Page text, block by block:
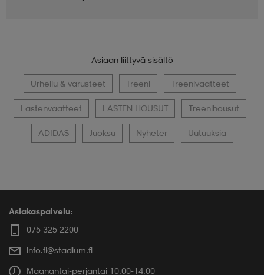
Asiaan liittyvä sisältö
Urheilu & varusteet Treeni Treenivaatteet
Lastenvaatteet LASTEN HOUSUT Treenihousut
ADIDAS Juoksu Nyheter Uutuuksia
Asiakaspalvelu:
075 325 2200
info.fi@stadium.fi
Maanantai-perjantai 10.00-14.00